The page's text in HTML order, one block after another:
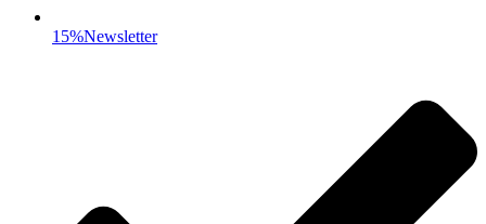
15%Newsletter